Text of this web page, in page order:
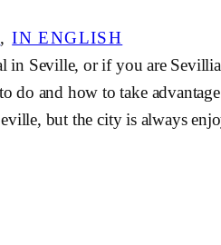
, IN ENGLISH
in Seville, or if you are
do and how to take
but the city is always